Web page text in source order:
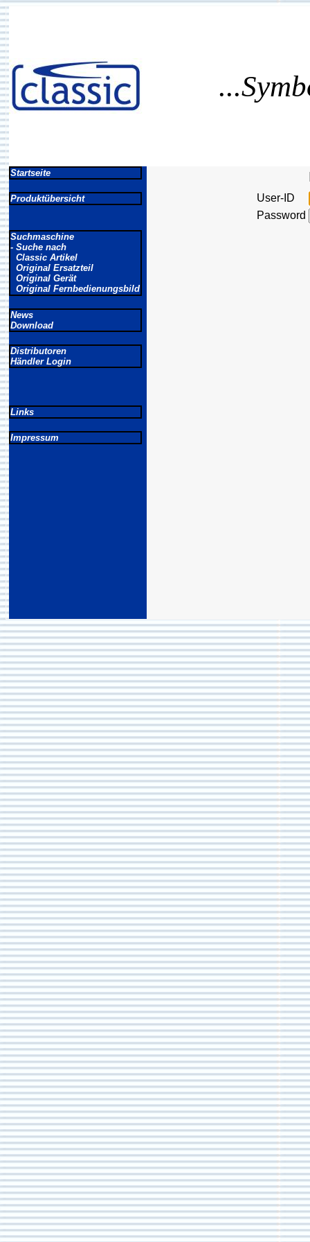
Startseite
Produktübersicht
Suchmaschine
- Suche nach
Classic Artikel
Original Ersatzteil
Original Gerät
Original Fernbedienungsbild
News
Download
Distributoren
Händler Login
Links
Impressum
User-ID
Password